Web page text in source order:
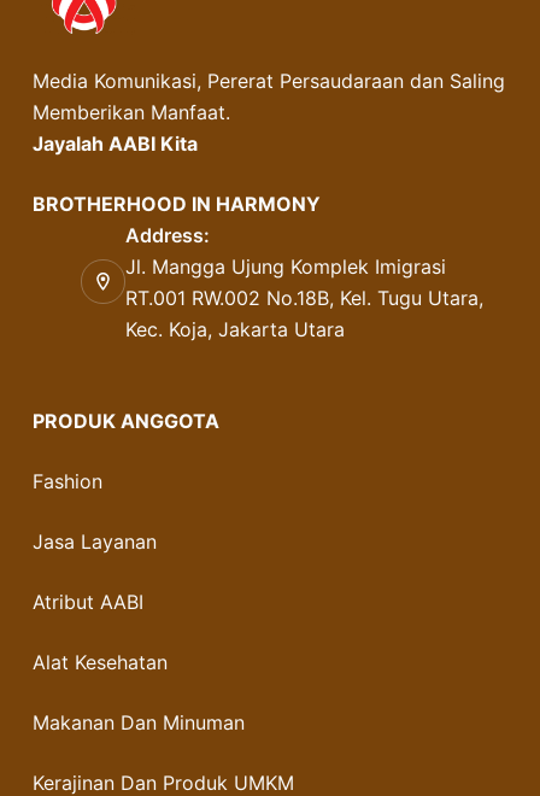
Media Komunikasi, Pererat Persaudaraan dan Saling
Memberikan Manfaat.
Jayalah AABI Kita
BROTHERHOOD IN HARMONY
Address:
Jl. Mangga Ujung Komplek Imigrasi
RT.001 RW.002 No.18B, Kel. Tugu Utara,
Kec. Koja, Jakarta Utara
PRODUK ANGGOTA
Fashion
Jasa Layanan
Atribut AABI
Alat Kesehatan
Makanan Dan Minuman
Kerajinan Dan Produk UMKM